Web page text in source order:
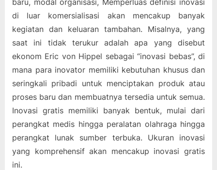
di luar komersialisasi akan mencakup banyak
kegiatan dan keluaran tambahan. Misalnya, yang
saat ini tidak terukur adalah apa yang disebut
ekonom Eric von Hippel sebagai “inovasi bebas”, di
mana para inovator memiliki kebutuhan khusus dan
seringkali pribadi untuk menciptakan produk atau
proses baru dan membuatnya tersedia untuk semua.
Inovasi gratis memiliki banyak bentuk, mulai dari
perangkat medis hingga peralatan olahraga hingga
perangkat lunak sumber terbuka. Ukuran inovasi
yang komprehensif akan mencakup inovasi gratis
ini.